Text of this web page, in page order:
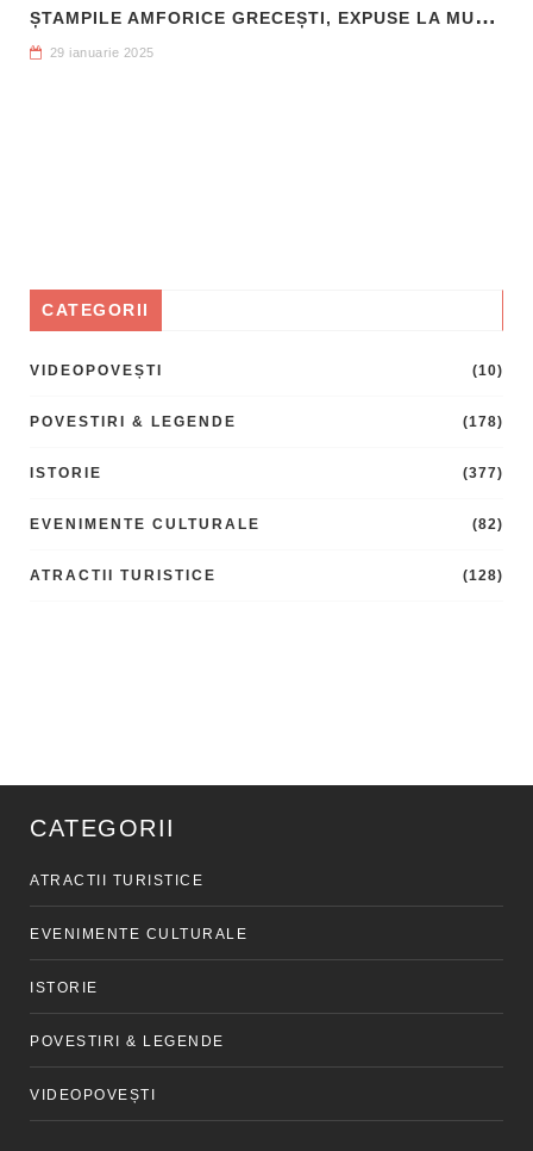
Ș
TAMPILE AMFORICE GRECEȘTI, EXPUSE LA MUZEUL DE ARHEOLOGIE CALLATIS MANGALIA
29 ianuarie 2025
CATEGORII
VIDEOPOVEȘTI (10)
POVESTIRI & LEGENDE (178)
ISTORIE (377)
EVENIMENTE CULTURALE (82)
ATRACTII TURISTICE (128)
CATEGORII
ATRACTII TURISTICE
EVENIMENTE CULTURALE
ISTORIE
POVESTIRI & LEGENDE
VIDEOPOVEȘTI